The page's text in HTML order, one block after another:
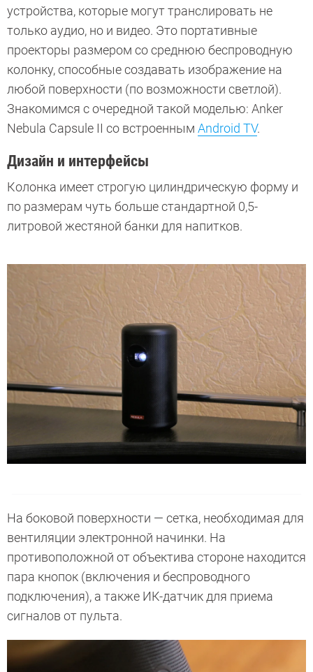
устройства, которые могут транслировать не
только аудио, но и видео. Это портативные
проекторы размером со среднюю беспроводную
колонку, способные создавать изображение на
любой поверхности (по возможности светлой).
Знакомимся с очередной такой моделью: Anker
Nebula Capsule II со встроенным Android TV.
Дизайн и интерфейсы
Колонка имеет строгую цилиндрическую форму и
по размерам чуть больше стандартной 0,5-
литровой жестяной банки для напитков.
На боковой поверхности — сетка, необходимая для
вентиляции электронной начинки. На
противоположной от объектива стороне находится
пара кнопок (включения и беспроводного
подключения), а также ИК-датчик для приема
сигналов от пульта.